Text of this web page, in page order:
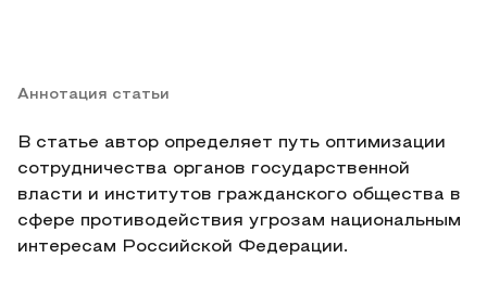
Аннотация статьи
В статье автор определяет путь оптимизации
сотрудничества органов государственной
власти и институтов гражданского общества в
сфере противодействия угрозам национальным
интересам Российской Федерации.